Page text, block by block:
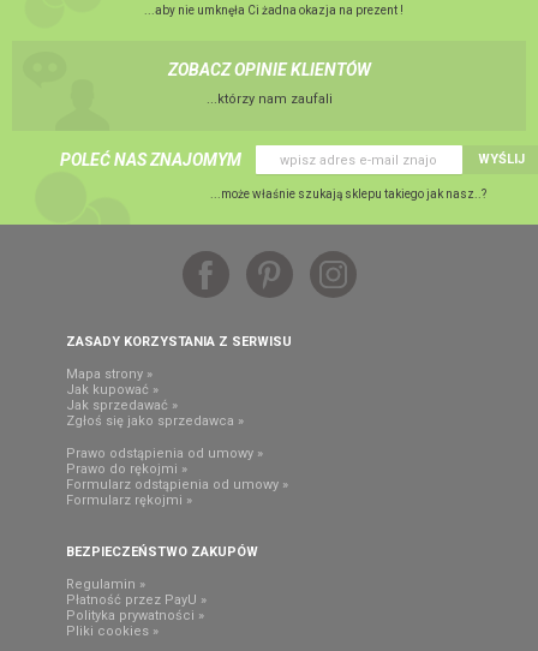
...aby nie umknęła Ci żadna okazja na prezent !
ZOBACZ OPINIE KLIENTÓW
...którzy nam zaufali
POLEĆ NAS ZNAJOMYM WYŚLIJ
...może właśnie szukają sklepu takiego jak nasz..?
ZASADY KORZYSTANIA Z SERWISU
Mapa strony »
Jak kupować »
Jak sprzedawać »
Zgłoś się jako sprzedawca »
Prawo odstąpienia od umowy »
Prawo do rękojmi »
Formularz odstąpienia od umowy »
Formularz rękojmi »
BEZPIECZEŃSTWO ZAKUPÓW
Regulamin »
Płatność przez PayU »
Polityka prywatności »
Pliki cookies »